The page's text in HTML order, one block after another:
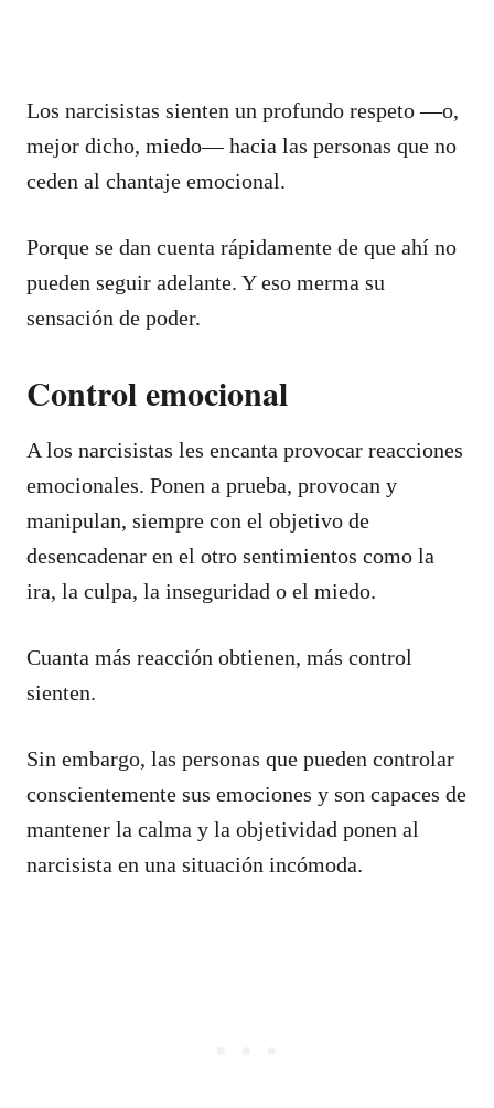
Los narcisistas sienten un profundo respeto —o,
mejor dicho, miedo— hacia las personas que no
ceden al chantaje emocional.
Porque se dan cuenta rápidamente de que ahí no
pueden seguir adelante. Y eso merma su
sensación de poder.
Control emocional
A los narcisistas les encanta provocar reacciones
emocionales. Ponen a prueba, provocan y
manipulan, siempre con el objetivo de
desencadenar en el otro sentimientos como la
ira, la culpa, la inseguridad o el miedo.
Cuanta más reacción obtienen, más control
sienten.
Sin embargo, las personas que pueden controlar
conscientemente sus emociones y son capaces de
mantener la calma y la objetividad ponen al
narcisista en una situación incómoda.